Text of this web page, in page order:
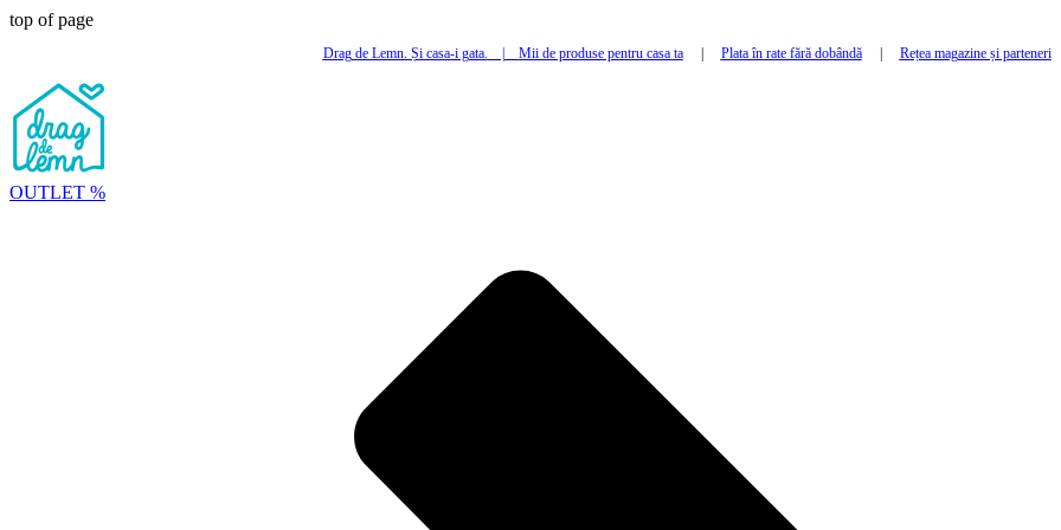
top of page
Drag de Lemn. Și casa-i gata. Mii de produse pentru casa ta| Plata în rate fără dobândă| Rețea magazine și parteneri
OUTLET %